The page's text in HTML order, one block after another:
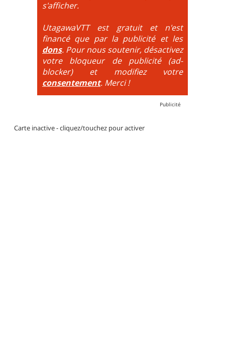
La montée est faite via navette ou remontée
mécanique. La difficulté de la descente est indiquée
par des couleurs lorsqu'il s'agit de bikeparks. Vélo
tout suspendu et protections du corps obligatoires.
s'afficher.
UtagawaVTT est gratuit et n'est
financé que par la publicité et les
dons. Pour nous soutenir, désactivez
votre bloqueur de publicité (ad-
blocker) et modifiez votre
consentement. Merci !